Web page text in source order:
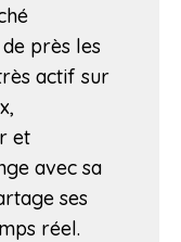
près les
actif sur
et
avec sa
ses
réel.